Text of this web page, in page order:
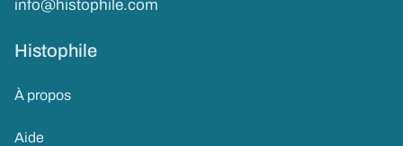
info@histophile.com
Histophile
À propos
Aide